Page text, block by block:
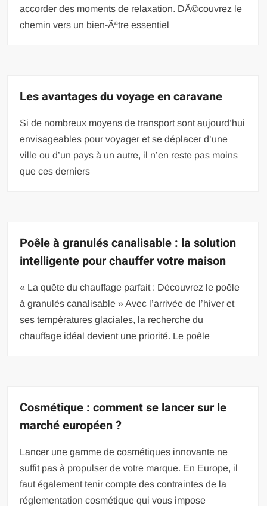
accorder des moments de relaxation. DÃ©couvrez le
chemin vers un bien-Ãªtre essentiel
Les avantages du voyage en caravane
Si de nombreux moyens de transport sont aujourd’hui
envisageables pour voyager et se déplacer d’une
ville ou d’un pays à un autre, il n’en reste pas moins
que ces derniers
Poêle à granulés canalisable : la solution
intelligente pour chauffer votre maison
« La quête du chauffage parfait : Découvrez le poêle
à granulés canalisable » Avec l’arrivée de l’hiver et
ses températures glaciales, la recherche du
chauffage idéal devient une priorité. Le poêle
Cosmétique : comment se lancer sur le
marché européen ?
Lancer une gamme de cosmétiques innovante ne
suffit pas à propulser de votre marque. En Europe, il
faut également tenir compte des contraintes de la
réglementation cosmétique qui vous impose